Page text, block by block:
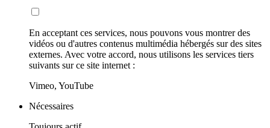
En acceptant ces services, nous pouvons vous montrer des
vidéos ou d'autres contenus multimédia hébergés sur des sites
externes. Avec votre accord, nous utilisons les services tiers
suivants sur ce site internet :
Vimeo, YouTube
Nécessaires